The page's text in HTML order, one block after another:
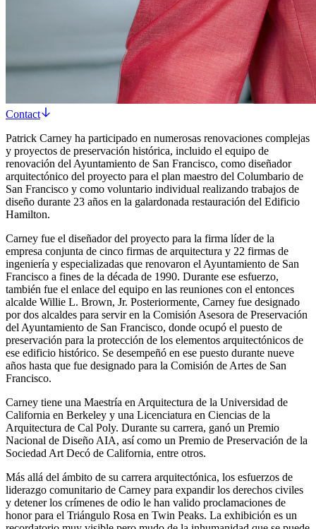
Contact
Patrick Carney ha participado en numerosas renovaciones complejas
y proyectos de preservación histórica, incluido el equipo de
renovación del Ayuntamiento de San Francisco, como diseñador
arquitectónico del proyecto para el plan maestro del Columbario de
San Francisco y como voluntario individual realizando trabajos de
diseño durante 23 años en la galardonada restauración del Edificio
Hamilton.
Carney fue el diseñador del proyecto para la firma líder de la
empresa conjunta de cinco firmas de arquitectura y 22 firmas de
ingeniería y especializadas que renovaron el Ayuntamiento de San
Francisco a fines de la década de 1990. Durante ese esfuerzo,
también fue el enlace del equipo en las reuniones con el entonces
alcalde Willie L. Brown, Jr. Posteriormente, Carney fue designado
por dos alcaldes para servir en la Comisión Asesora de Preservación
del Ayuntamiento de San Francisco, donde ocupó el puesto de
preservación para la protección de los elementos arquitectónicos de
ese edificio histórico. Se desempeñó en ese puesto durante nueve
años hasta que fue designado para la Comisión de Artes de San
Francisco.
Carney tiene una Maestría en Arquitectura de la Universidad de
California en Berkeley y una Licenciatura en Ciencias de la
Arquitectura de Cal Poly. Durante su carrera, ganó un Premio
Nacional de Diseño AIA, así como un Premio de Preservación de la
Sociedad Art Decó de California, entre otros.
Más allá del ámbito de su carrera arquitectónica, los esfuerzos de
liderazgo comunitario de Carney para expandir los derechos civiles
y detener los crímenes de odio le han valido proclamaciones de
honor para el Triángulo Rosa en Twin Peaks. La exhibición es un